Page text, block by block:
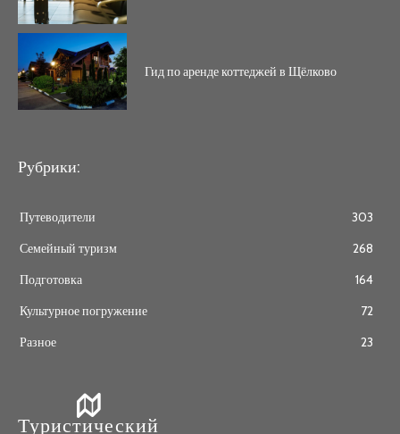
Гид по аренде коттеджей в Щёлково
Рубрики:
Путеводители
303
Семейный туризм
268
Подготовка
164
Культурное погружение
72
Разное
23
Туристический